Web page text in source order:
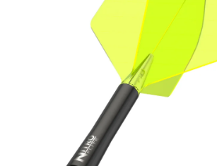
PRÍSLUŠENSTVO